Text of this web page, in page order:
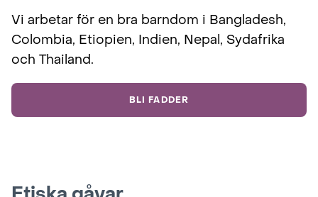
Vi arbetar för en bra barndom i Bangladesh,
Colombia, Etiopien, Indien, Nepal, Sydafrika
och Thailand.
BLI FADDER